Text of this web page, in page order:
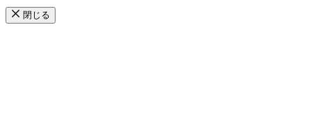
閉じる